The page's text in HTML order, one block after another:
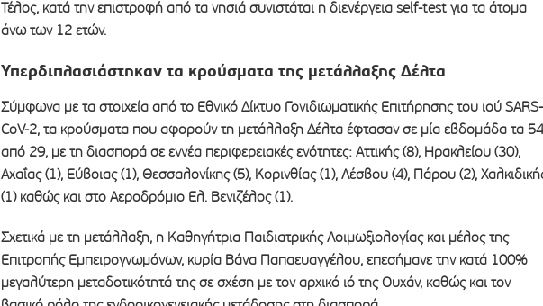
Τέλος, κατά την επιστροφή από τα νησιά συνιστάται η διενέργεια self-test για τα άτομα
άνω των 12 ετών.
Υπερδιπλασιάστηκαν τα κρούσματα της μετάλλαξης Δέλτα
Σύμφωνα με τα στοιχεία από το Eθνικό Δίκτυο Γονιδιωματικής Επιτήρησης του ιού SARS-
CoV-2, τα κρούσματα που αφορούν τη μετάλλαξη Δέλτα έφτασαν σε μία εβδομάδα τα 54
από 29, με τη διασπορά σε εννέα περιφερειακές ενότητες: Αττικής (8), Ηρακλείου (30),
Αχαΐας (1), Εύβοιας (1), Θεσσαλονίκης (5), Κορινθίας (1), Λέσβου (4), Πάρου (2),
(1) καθώς και στο Αεροδρόμιο Ελ. Βενιζέλος (1).
Σχετικά με τη μετάλλαξη, η Καθηγήτρια Παιδιατρικής Λοιμωξιολογίας και μέλος της
Επιτροπής Εμπειρογνωμόνων, κυρία Βάνα Παπαευαγγέλου, επεσήμανε την κατά 100%
μεγαλύτερη μεταδοτικότητά της σε σχέση με τον αρχικό ιό της Ουχάν, καθώς και τον